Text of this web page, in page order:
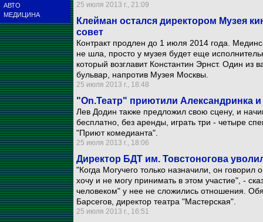
АВТО
МЕДИЦИНА
25 июля 2013 г., 21:09
Клейман остался директором Музея
совет
Контракт продлен до 1 июля 2014 года.
не шла, просто у музея будет еще
который возглавит Константин Эрнст. Один из
бульвар, напротив Музея Москвы.
25 июля 2013 г., 18:48
"On.Театр" приютили Александринка
Лев Додин также предложил свою сцену, и
бесплатно, без аренды, играть три - четыре
"Приют комедианта".
25 июля 2013 г., 18:06
Директор БДТ им. Товстоногова
"Когда Могучего только назначили, он
хочу и не могу принимать в этом участие", -
человеком" у нее не сложились отношения.
Барсегов, директор театра "Мастерская".
25 июля 2013 г., 16:51